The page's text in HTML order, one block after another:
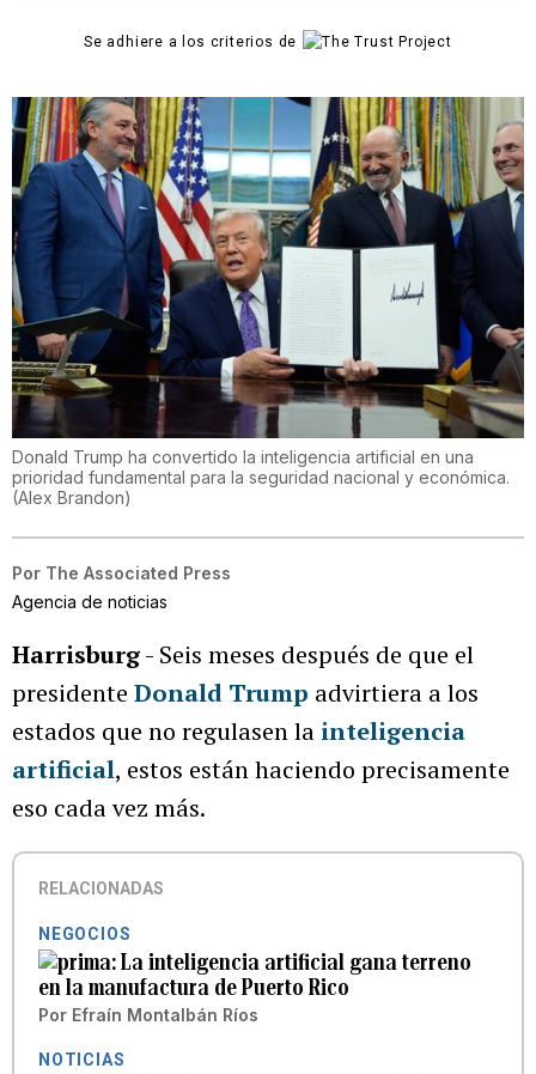
Se adhiere a los criterios de
Donald Trump ha convertido la inteligencia artificial en una
prioridad fundamental para la seguridad nacional y económica.
(Alex Brandon)
Por The Associated Press
Agencia de noticias
Harrisburg- Seis meses después de que el
presidente Donald Trump advirtiera a los
estados que no regulasen la inteligencia
artificial, estos están haciendo precisamente
eso cada vez más.
RELACIONADAS
NEGOCIOS
La inteligencia artificial gana terreno
en la manufactura de Puerto Rico
Por Efraín Montalbán Ríos
NOTICIAS